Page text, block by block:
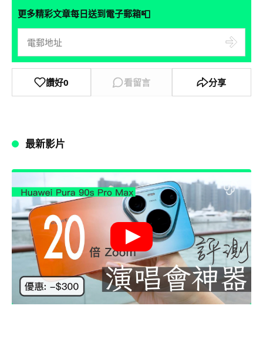
更多精彩文章每日送到電子郵箱📮
讚好0 看留言 分享
最新影片